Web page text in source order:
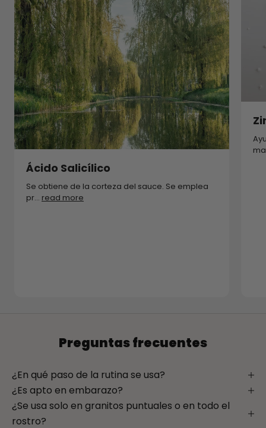
Ácido Salicílico
Se obtiene de la corteza del sauce. Se emplea
pr... read more
Preguntas frecuentes
¿En qué paso de la rutina se usa?
¿Es apto en embarazo?
¿Se usa solo en granitos puntuales o en todo el
rostro?